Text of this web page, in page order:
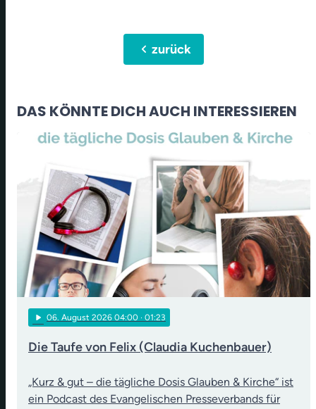
chevron_leftzurück
DAS KÖNNTE DICH AUCH INTERESSIEREN
play_arrow 06. August 2026 04:00 · 01:23
Die Taufe von Felix (Claudia Kuchenbauer)
„Kurz & gut – die tägliche Dosis Glauben & Kirche“ ist
ein Podcast des Evangelischen Presseverbands für